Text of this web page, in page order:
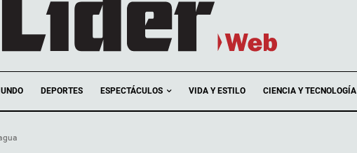
DEPORTES ESPECTÁCULOS VIDA Y ESTILO CIENCIA Y TECNOLOGÍA